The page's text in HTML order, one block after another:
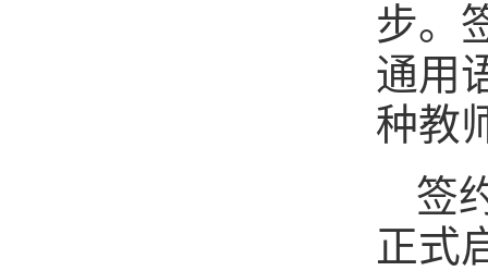
步。
通用
种教
签
正式